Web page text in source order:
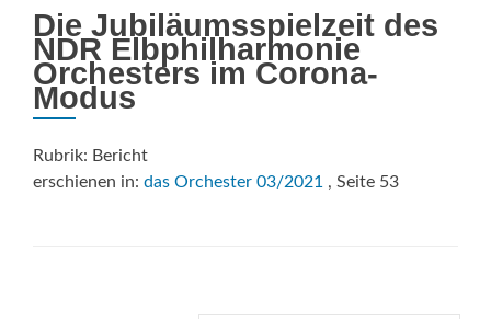
Die Jubiläumsspielzeit des
NDR Elbphilharmonie
Orchesters im Corona-
Modus
Rubrik: Bericht
erschienen in: das Orchester 03/2021 , Seite 53